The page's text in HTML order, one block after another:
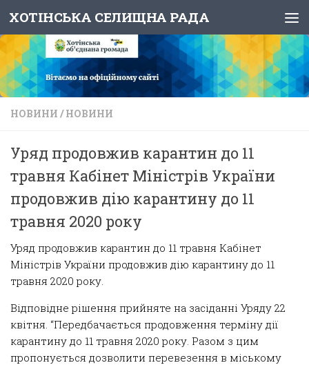
Skip to content
ХОТІНСЬКА СЕЛИЩНА РАДА
НОВИНИ / НОВИНИ
Уряд продовжив карантин до 11
травня Кабінет Міністрів України
продовжив дію карантину до 11
травня 2020 року
Уряд продовжив карантин до 11 травня Кабінет
Міністрів України продовжив дію карантину до 11
травня 2020 року.
Відповідне рішення прийняте на засіданні Уряду 22
квітня. “Передбачається продовження терміну дії
карантину до 11 травня 2020 року. Разом з цим
пропонується дозволити перевезення в міському